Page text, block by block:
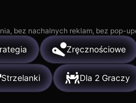
bez nachalnych reklam, bez pop-
Zręcznościowe
Strzelanki Dla 2 Graczy